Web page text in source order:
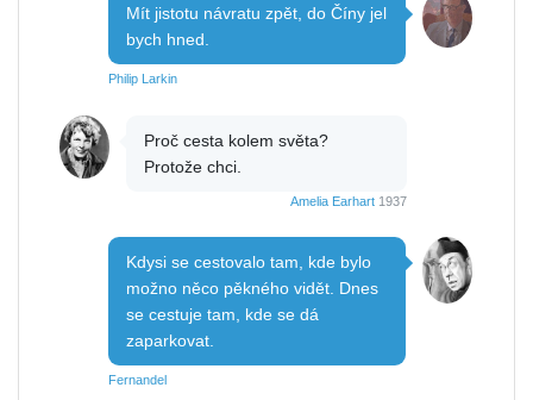
Mít jistotu návratu zpět, do Číny jel
bych hned.
Philip Larkin
Proč cesta kolem světa?
Protože chci.
Amelia Earhart 1937
Kdysi se cestovalo tam, kde bylo
možno něco pěkného vidět. Dnes
se cestuje tam, kde se dá
zaparkovat.
Fernandel